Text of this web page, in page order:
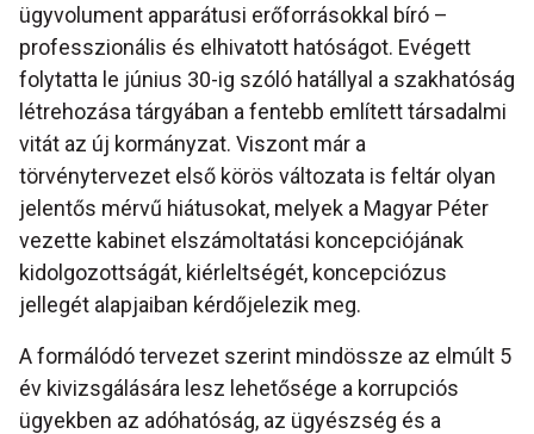
ügyvolument apparátusi erőforrásokkal bíró –
professzionális és elhivatott hatóságot. Evégett
folytatta le június 30-ig szóló hatállyal a szakhatóság
létrehozása tárgyában a fentebb említett társadalmi
vitát az új kormányzat. Viszont már a
törvénytervezet első körös változata is feltár olyan
jelentős mérvű hiátusokat, melyek a Magyar Péter
vezette kabinet elszámoltatási koncepciójának
kidolgozottságát, kiérleltségét, koncepciózus
jellegét alapjaiban kérdőjelezik meg.
A formálódó tervezet szerint mindössze az elmúlt 5
év kivizsgálására lesz lehetősége a korrupciós
ügyekben az adóhatóság, az ügyészség és a